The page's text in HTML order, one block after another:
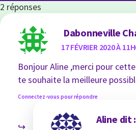
2 réponses
Dabonneville
17 FÉVRIER 2020 À
Bonjour Aline ,merci pour
te souhaite la meilleure
Connectez-vous pour répondre
Aline dit :